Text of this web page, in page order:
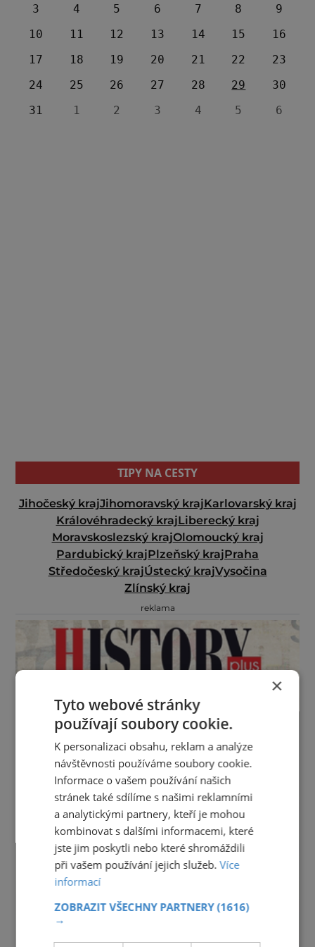
3
4 5 6 7 8
9
10
11 12 13 14 15
16
17
18 19 20 21 22
23
24
25 26 27 28 29
30
31
1 2 3 4 5 6
TIPY NA CESTY
Jihočeský krajJihomoravský krajKarlovarský kraj
Královéhradecký krajLiberecký kraj
Moravskoslezský krajOlomoucký kraj
Pardubický krajPlzeňský krajPraha
Středočeský krajÚstecký krajVysočina
Zlínský kraj
reklama
×
Tyto webové stránky
používají soubory cookie.
K personalizaci obsahu, reklam a analýze
návštěvnosti používáme soubory cookie.
Informace o vašem používání našich
stránek také sdílíme s našimi reklamními
a analytickými partnery, kteří je mohou
kombinovat s dalšími informacemi, které
jste jim poskytli nebo které shromáždili
při vašem používání jejich služeb.Více
informací
ZOBRAZIT VŠECHNY PARTNERY(1616)
→